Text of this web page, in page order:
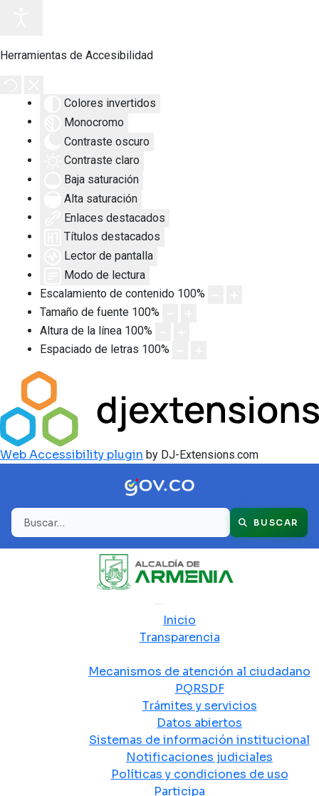
Herramientas de Accesibilidad
Colores invertidos
Monocromo
Contraste oscuro
Contraste claro
Baja saturación
Alta saturación
Enlaces destacados
Títulos destacados
Lector de pantalla
Modo de lectura
Escalamiento de contenido 100%
Tamaño de fuente 100%
Altura de la línea 100%
Espaciado de letras 100%
Web Accessibility plugin by DJ-Extensions.com
Buscar BUSCAR
Inicio
Transparencia
Mecanismos de atención al ciudadano
PQRSDF
Trámites y servicios
Datos abiertos
Sistemas de información institucional
Notificaciones judiciales
Políticas y condiciones de uso
Participa